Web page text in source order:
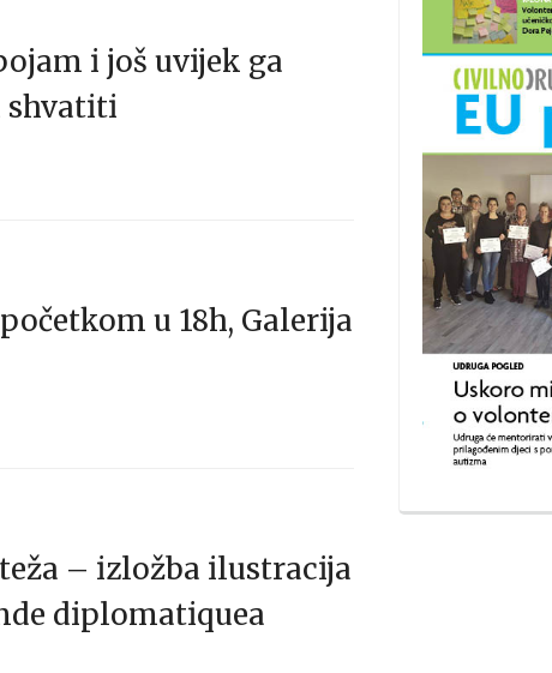
i još uvijek ga
shvatiti
u 18h, Galerija
– izložba ilustracija
diplomatiquea